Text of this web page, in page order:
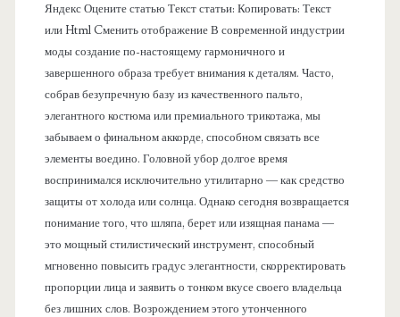
Яндекс Оцените статью Текст статьи: Копировать: Текст
или Html Cменить отображение В современной индустрии
моды создание по-настоящему гармоничного и
завершенного образа требует внимания к деталям. Часто,
собрав безупречную базу из качественного пальто,
элегантного костюма или премиального трикотажа, мы
забываем о финальном аккорде, способном связать все
элементы воедино. Головной убор долгое время
воспринимался исключительно утилитарно — как средство
защиты от холода или солнца. Однако сегодня возвращается
понимание того, что шляпа, берет или изящная панама —
это мощный стилистический инструмент, способный
мгновенно повысить градус элегантности, скорректировать
пропорции лица и заявить о тонком вкусе своего владельца
без лишних слов. Возрождением этого утонченного